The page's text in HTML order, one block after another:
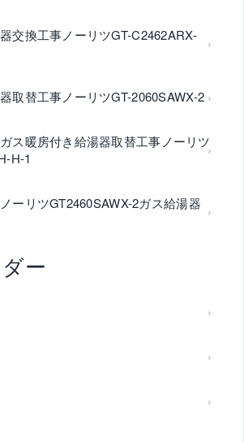
交換工事ノーリツGT-C2462ARX-
取替工事ノーリツGT-2060SAWX-2
ス暖房付き給湯器取替工事ノーリツ
H-1
ーリツGT2460SAWX-2ガス給湯器
ー